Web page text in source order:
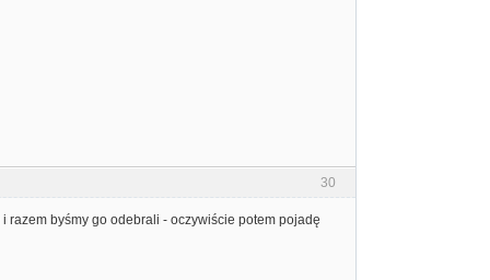
30
razem byśmy go odebrali - oczywiście potem pojadę